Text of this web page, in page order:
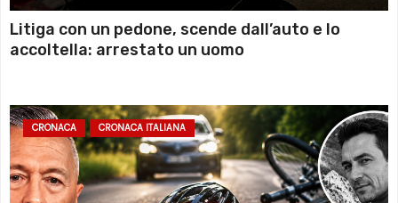
Litiga con un pedone, scende dall’auto e lo
accoltella: arrestato un uomo
CRONACA CRONACA ITALIANA